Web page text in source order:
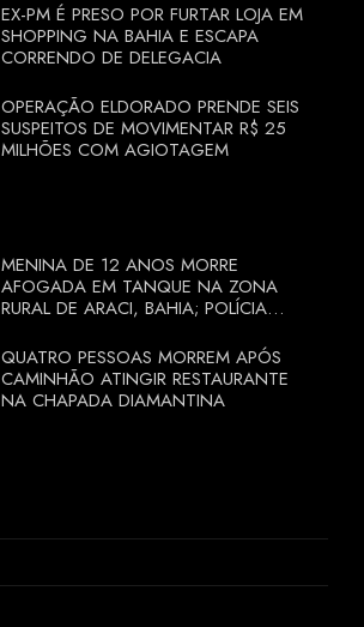
EX-PM É PRESO POR FURTAR LOJA EM
SHOPPING NA BAHIA E ESCAPA
CORRENDO DE DELEGACIA
OPERAÇÃO ELDORADO PRENDE SEIS
SUSPEITOS DE MOVIMENTAR R$ 25
MILHÕES COM AGIOTAGEM
MENINA DE 12 ANOS MORRE
AFOGADA EM TANQUE NA ZONA
RURAL DE ARACI, BAHIA; POLÍCIA
QUATRO PESSOAS MORREM APÓS
CAMINHÃO ATINGIR RESTAURANTE
NA CHAPADA DIAMANTINA